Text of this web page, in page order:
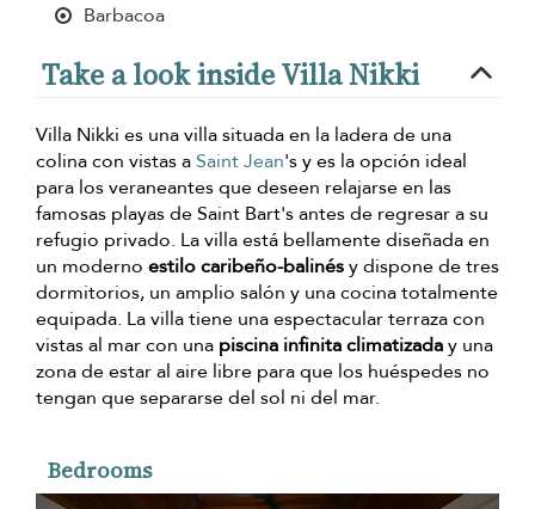
Barbacoa
Take a look inside Villa Nikki
Villa Nikki es una villa situada en la ladera de una
colina con vistas a Saint Jean's y es la opción ideal
para los veraneantes que deseen relajarse en las
famosas playas de Saint Bart's antes de regresar a su
refugio privado. La villa está bellamente diseñada en
un moderno estilo caribeño-balinésy dispone de tres
dormitorios, un amplio salón y una cocina totalmente
equipada. La villa tiene una espectacular terraza con
vistas al mar con una piscina infinita climatizaday una
zona de estar al aire libre para que los huéspedes no
tengan que separarse del sol ni del mar.
Bedrooms